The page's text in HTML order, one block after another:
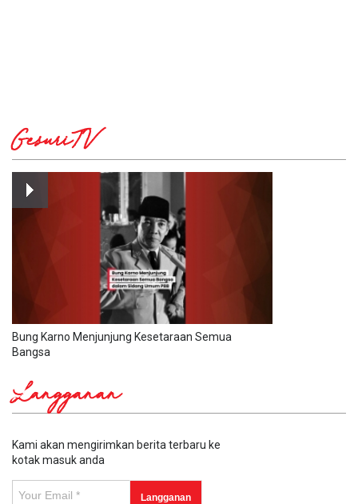
GesuriTV
Bung Karno Menjunjung Kesetaraan Semua
Bangsa
Langganan
Kami akan mengirimkan berita terbaru ke
kotak masuk anda